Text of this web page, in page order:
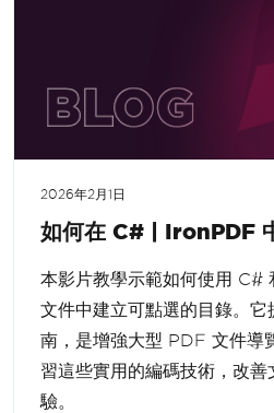
2026年2月1日
如何在 C# | IronPDF
本影片教學示範如何使用
文件中建立可點選的目錄。它
南，是增強大型 PDF 文件導
習這些實用的編碼技術，改
驗。